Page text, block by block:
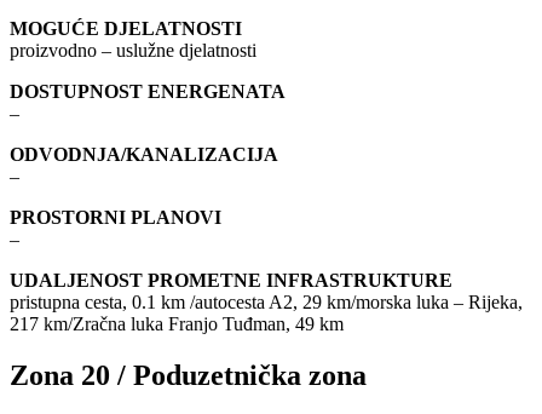
MOGUĆE DJELATNOSTI
proizvodno – uslužne djelatnosti
DOSTUPNOST ENERGENATA
–
ODVODNJA/KANALIZACIJA
–
PROSTORNI PLANOVI
–
UDALJENOST PROMETNE INFRASTRUKTURE
pristupna cesta, 0.1 km /autocesta A2, 29 km/morska luka – Rijeka,
217 km/Zračna luka Franjo Tuđman, 49 km
Zona 20 / Poduzetnička zona